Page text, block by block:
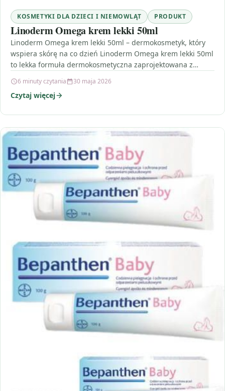
KOSMETYKI DLA DZIECI I NIEMOWLĄT PRODUKT
Linoderm Omega krem lekki 50ml
Linoderm Omega krem lekki 50ml – dermokosmetyk, który
wspiera skórę na co dzień Linoderm Omega krem lekki 50ml
to lekka formuła dermokosmetyczna zaprojektowana z…
6 minuty czytania 30 maja 2026
Czytaj więcej